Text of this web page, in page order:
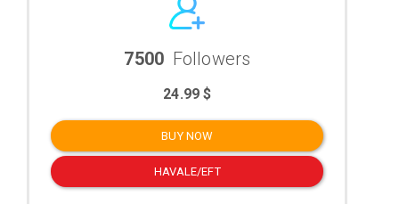
7500 Followers
24.99 $
BUY NOW
HAVALE/EFT